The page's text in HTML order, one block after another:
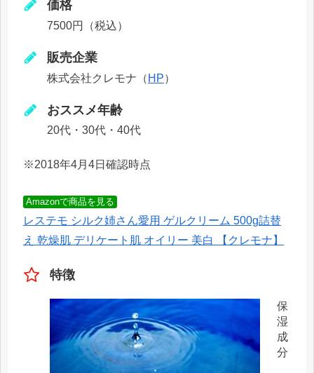
価格
7500円（税込）
販売企業
株式会社クレモナ（ HP）
おススメ年齢
20代・30代・40代
※2018年4月4日確認時点
Amazonで商品を見る
レステモ シルク姉さん愛用 ゲルクリーム 500g詰替
え 乾燥肌 デリケート肌 オイリー 美白 【クレモナ】
特徴
保
湿
成
分